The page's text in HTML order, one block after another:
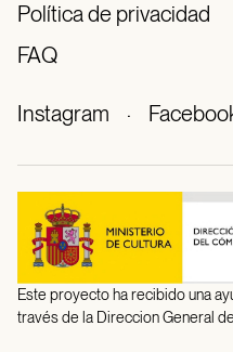
Política de privacidad
FAQ
Instagram ·
Este proyecto ha recibido una
través de la Direccion General